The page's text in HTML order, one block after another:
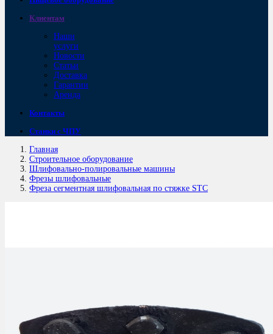
Клиентам
Наши
услуги
Новости
Статьи
Доставка
Гарантии
Аренда
Контакты
Станки с ЧПУ
Главная
Строительное оборудование
Шлифовально-полировальные машины
Фрезы шлифовальные
Фреза сегментная шлифовальная по стяжке STC